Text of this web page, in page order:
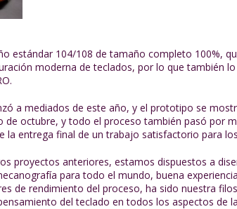
estándar 104/108 de tamaño completo 100%,
moderna de teclados, por lo que también
a mediados de este año, y el prototipo se
de octubre, y todo el proceso también pasó por
la entrega final de un trabajo satisfactorio para
proyectos anteriores, estamos dispuestos a
para todo el mundo, buena
de rendimiento del proceso, ha sido nuestra
del teclado en todos los aspectos de